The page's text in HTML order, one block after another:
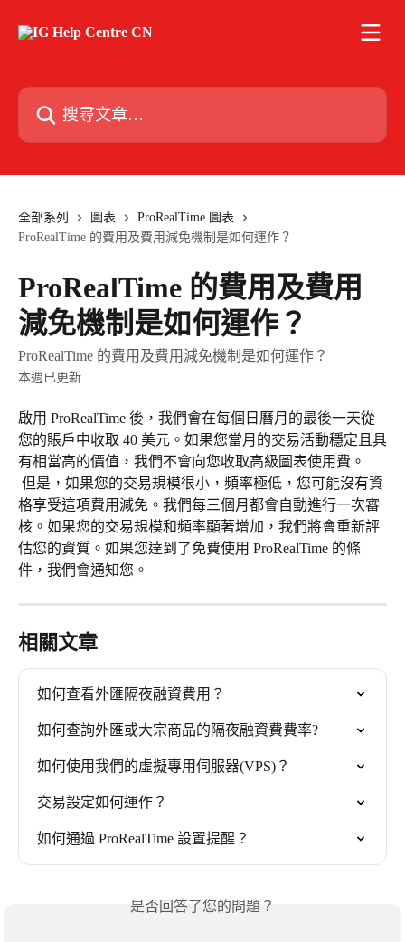
搜尋文章…
全部系列 圖表
ProRealTime 圖表
ProRealTime 的費用及費用減免機制是如何運作？
ProRealTime 的費用及費用
減免機制是如何運作？
ProRealTime 的費用及費用減免機制是如何運作？
本週已更新
啟用 ProRealTime 後，我們會在每個日曆月的最後一天從
您的賬戶中收取 40 美元。如果您當月的交易活動穩定且具
有相當高的價值，我們不會向您收取高級圖表使用費。
格享受這項費用減免。我們每三個月都會自動進行一次審
核。如果您的交易規模和頻率顯著增加，我們將會重新評
估您的資質。如果您達到了免費使用 ProRealTime 的條
件，我們會通知您。
相關文章
如何查看外匯隔夜融資費用？
如何查詢外匯或大宗商品的隔夜融資費費率?
如何使用我們的虛擬專用伺服器(VPS)？
交易設定如何運作？
如何通過 ProRealTime 設置提醒？
是否回答了您的問題？